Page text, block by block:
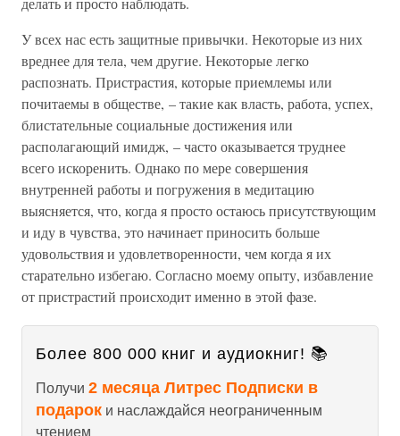
У всех нас есть защитные привычки. Некоторые из них
вреднее для тела, чем другие. Некоторые легко
распознать. Пристрастия, которые приемлемы или
почитаемы в обществе, – такие как власть, работа, успех,
блистательные социальные достижения или
располагающий имидж, – часто оказывается труднее
всего искоренить. Однако по мере совершения
внутренней работы и погружения в медитацию
выясняется, что, когда я просто остаюсь присутствующим
и иду в чувства, это начинает приносить больше
удовольствия и удовлетворенности, чем когда я их
старательно избегаю. Согласно моему опыту, избавление
от пристрастий происходит именно в этой фазе.
Более 800 000 книг и аудиокниг! 📚
Получи 2 месяца Литрес Подписки в
подарок и наслаждайся неограниченным
чтением